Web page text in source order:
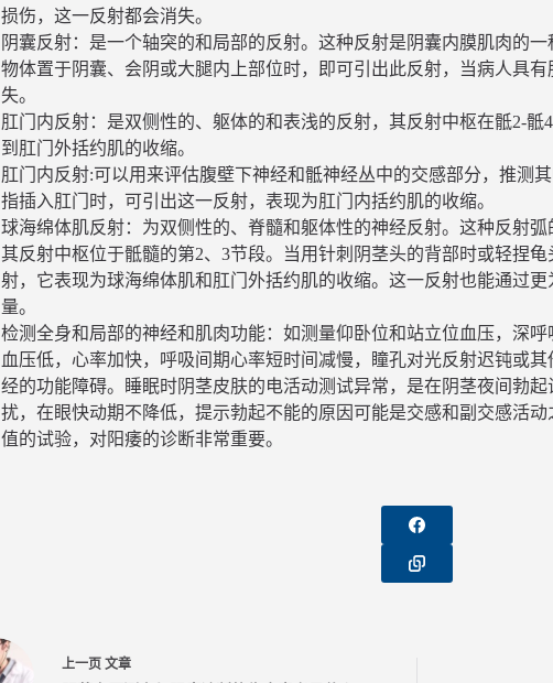
损伤，这一反射都会消失。
阴囊反射：是一个轴突的和局部的反射。这种反射是阴囊内膜肌肉的
物体置于阴囊、会阴或大腿内上部位时，即可引出此反射，当病人具
失。
肛门内反射：是双侧性的、躯体的和表浅的反射，其反射中枢在骶2-
到肛门外括约肌的收缩。
肛门内反射:可以用来评估腹壁下神经和骶神经丛中的交感部分，推测
指插入肛门时，可引出这一反射，表现为肛门内括约肌的收缩。
球海绵体肌反射：为双侧性的、脊髓和躯体性的神经反射。这种反射弧
其反射中枢位于骶髓的第2、3节段。当用针刺阴茎头的背部时或轻捏
射，它表现为球海绵体肌和肛门外括约肌的收缩。这一反射也能通过
量。
检测全身和局部的神经和肌肉功能：如测量仰卧位和站立位血压，深
血压低，心率加快，呼吸间期心率短时间减慢，瞳孔对光反射迟钝或
经的功能障碍。睡眠时阴茎皮肤的电活动测试异常，是在阴茎夜间勃
扰，在眼快动期不降低，提示勃起不能的原因可能是交感和副交感活
值的试验，对阳痿的诊断非常重要。
上一页 文章